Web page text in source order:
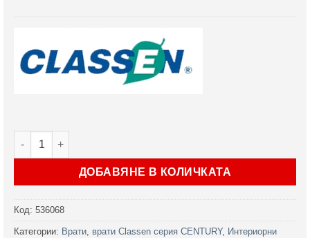
количество за Интериорна врата Classen модел CENTURY
ДОБАВЯНЕ В КОЛИЧКАТА
Код: 536068
Категории: Врати, врати Classen серия CENTURY, Интериорни